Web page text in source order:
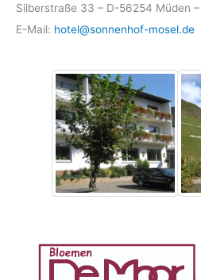
Silberstraße 33 – D-56254 Müden –
E-Mail: hotel@sonnenhof-mosel.de